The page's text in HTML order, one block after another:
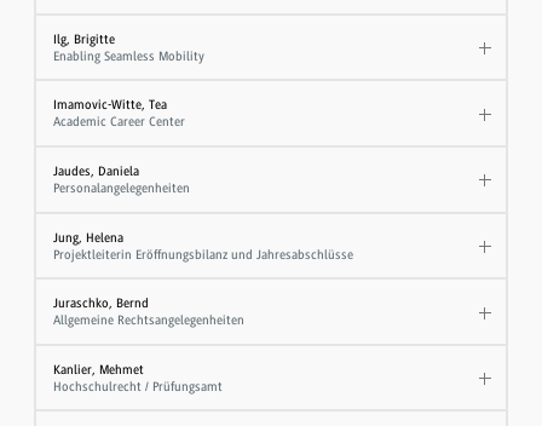
Ilg, Brigitte
Enabling Seamless Mobility
Imamovic-Witte, Tea
Academic Career Center
Jaudes, Daniela
Personalangelegenheiten
Jung, Helena
Projektleiterin Eröffnungsbilanz und Jahresabschlüsse
Juraschko, Bernd
Allgemeine Rechtsangelegenheiten
Kanlier, Mehmet
Hochschulrecht / Prüfungsamt